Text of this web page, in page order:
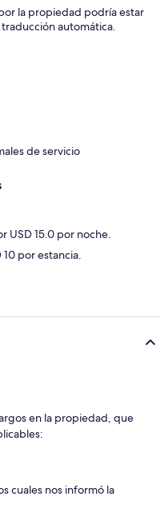
la propiedad podría estar
automática.
de servicio
USD 15.0 por noche.
por estancia.
en la propiedad, que
cuales nos informó la